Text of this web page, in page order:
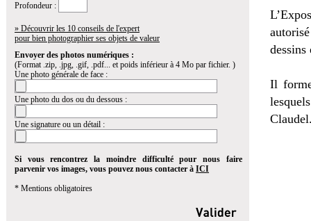
Profondeur :
» Découvrir les 10 conseils de l'expert
pour bien photographier ses objets de valeur
Envoyer des photos numériques :
(Format .zip, .jpg, .gif, .pdf... et poids inférieur à 4 Mo par fichier. )
Une photo générale de face :
Une photo du dos ou du dessous :
Une signature ou un détail :
Si vous rencontrez la moindre difficulté pour nous faire
parvenir vos images, vous pouvez nous contacter à ICI
* Mentions obligatoires
dessins
Il